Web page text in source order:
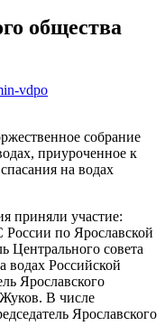
общества
vdpo
собрание
приуроченное к
на водах
приняли участие:
по Ярославской
Центрального совета
водах Российской
Ярославского
В числе
Ярославского